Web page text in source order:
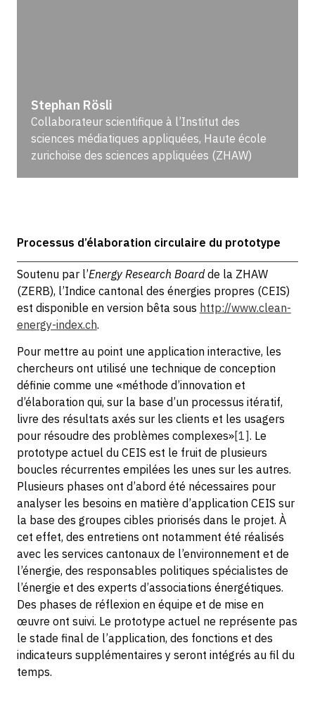
Stephan Rösli
Collaborateur scientifique à l’Institut des
sciences médiatiques appliquées, Haute école
zurichoise des sciences appliquées (ZHAW)
Processus d’élaboration circulaire du prototype
Soutenu par l’Energy Research Boardde la ZHAW
(ZERB), l’Indice cantonal des énergies propres (CEIS)
est disponible en version bêta sous http://www.clean-
energy-index.ch.
Pour mettre au point une application interactive, les
chercheurs ont utilisé une technique de conception
définie comme une «méthode d’innovation et
d’élaboration qui, sur la base d’un processus itératif,
livre des résultats axés sur les clients et les usagers
pour résoudre des problèmes complexes»[1]. Le
prototype actuel du CEIS est le fruit de plusieurs
boucles récurrentes empilées les unes sur les autres.
Plusieurs phases ont d’abord été nécessaires pour
analyser les besoins en matière d’application CEIS sur
la base des groupes cibles priorisés dans le projet. À
cet effet, des entretiens ont notamment été réalisés
avec les services cantonaux de l’environnement et de
l’énergie, des responsables politiques spécialistes de
l’énergie et des experts d’associations énergétiques.
Des phases de réflexion en équipe et de mise en
œuvre ont suivi. Le prototype actuel ne représente pas
le stade final de l’application, des fonctions et des
indicateurs supplémentaires y seront intégrés au fil du
temps.